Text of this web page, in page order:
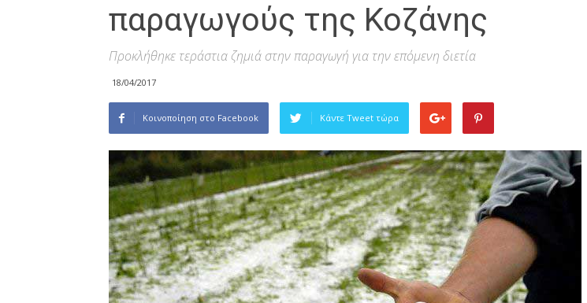
παραγωγούς της Κοζάνης
Προκλήθηκε τεράστια ζημιά στην παραγωγή για την επόμενη διετία
18/04/2017
Κοινοποίηση στο Facebook Κάντε Tweet τώρα